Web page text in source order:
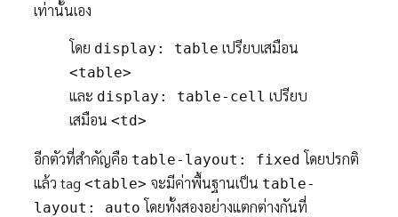
เท่านั้นเอง
โดย display: table เปรียบเสมือน
<table>
และ display: table-cell เปรียบ
เสมือน <td>
อีกตัวที่สำคัญคือ table-layout: fixed โดยปรกติ
แล้ว tag <table> จะมีค่าพื้นฐานเป็น table-
layout: auto โดยทั้งสองอย่างแตกต่างกันที่